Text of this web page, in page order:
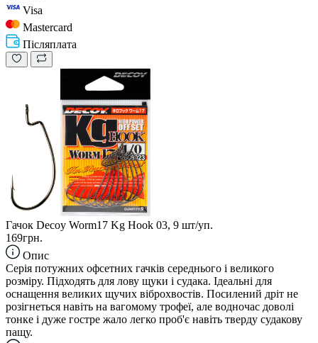
Visa
Mastercard
Післяплата
Гачок Decoy Worm17 Kg Hook 03, 9 шт/уп.
169грн.
Опис
Серія потужних офсетних гачків середнього і великого
розміру. Підходять для лову щуки і судака. Ідеальні для
оснащення великих щучих віброхвостів. Посилений дріт не
розігнеться навіть на вагомому трофеї, але водночас доволі
тонке і дуже гостре жало легко проб'є навіть тверду судакову
пащу.